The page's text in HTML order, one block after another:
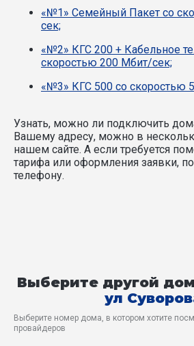
«№1» Семейный Пакет со
сек;
«№2» КГС 200 + Кабельное
скоростью 200 Мбит/сек;
«№3» КГС 500 со скоростью
Узнать, можно ли подключить
Вашему адресу, можно в
нашем сайте. А если требуется
тарифа или оформления заявки,
телефону.
Выберите другой
ул
Выберите номер дома, в котором хотите
провайдеров